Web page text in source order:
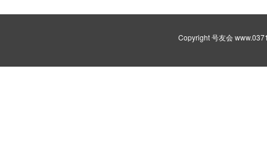
Copyright 号友会